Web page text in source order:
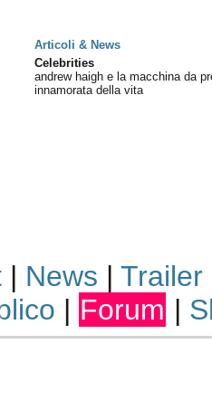
Articoli & News
Celebrities
andrew haigh e la macchina da
innamorata della vita
| News | Trailer
| Forum |